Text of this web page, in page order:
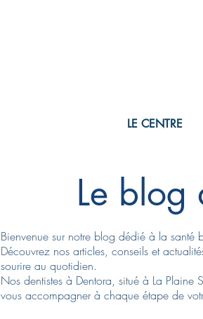
LE CENTRE
Le blog
Bienvenue sur notre blog dédié à la santé
Découvrez nos articles, conseils et
sourire au quotidien.
Nos dentistes à Dentora, situé à La Plaine
vous accompagner à chaque étape de